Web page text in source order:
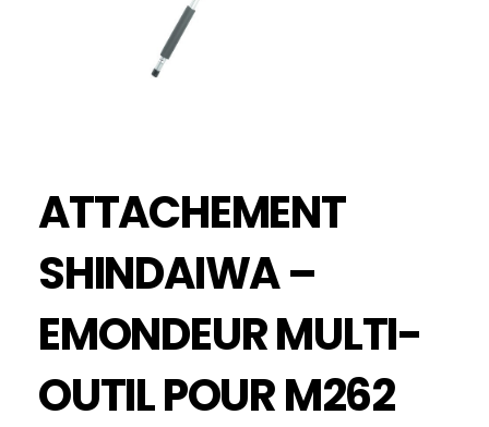
ATTACHEMENT
SHINDAIWA –
EMONDEUR MULTI-
OUTIL POUR M262